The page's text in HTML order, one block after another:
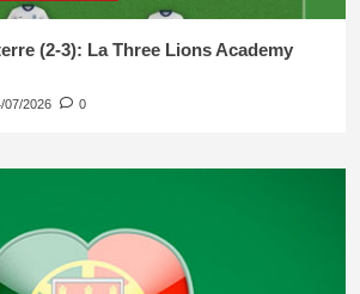
(2-3): La Three Lions Academy
07/2026 0